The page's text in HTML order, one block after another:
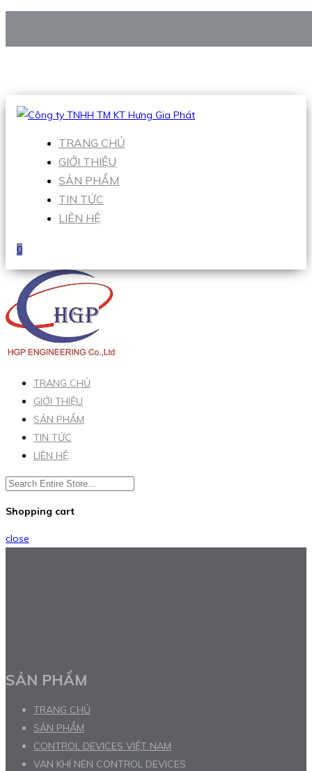
Hotline:0938 906 663
TRANG CHỦ
GIỚI THIỆU
SẢN PHẨM
TIN TỨC
LIÊN HỆ
0
TRANG CHỦ
GIỚI THIỆU
SẢN PHẨM
TIN TỨC
LIÊN HỆ
Shopping cart
close
SẢN PHẨM
TRANG CHỦ
SẢN PHẨM
CONTROL DEVICES VIỆT NAM
VAN KHÍ NÉN CONTROL DEVICES